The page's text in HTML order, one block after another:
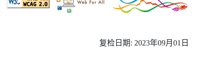
复检日期: 2023年09月01日